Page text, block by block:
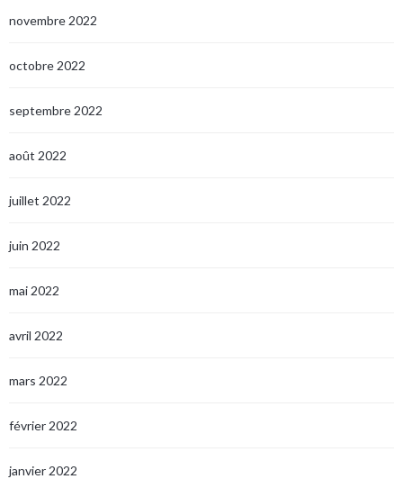
novembre 2022
octobre 2022
septembre 2022
août 2022
juillet 2022
juin 2022
mai 2022
avril 2022
mars 2022
février 2022
janvier 2022